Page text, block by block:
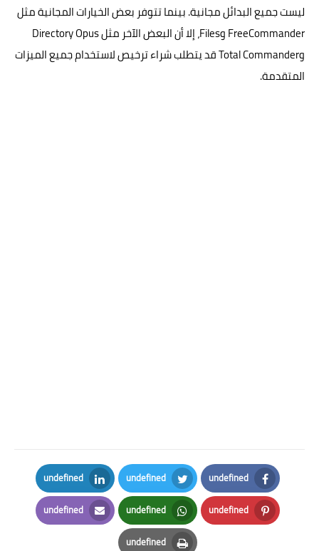
ليست جميع البدائل مجانية. بينما تتوفر بعض الخيارات المجانية مثل
FreeCommander وFiles، إلا أن البعض الآخر مثل Directory Opus
وTotal Commander قد يتطلب شراء ترخيص لاستخدام جميع الميزات
المتقدمة.
undefined
Facebook
undefined
Twitter
undefined
LinkedIn
undefined
Pinterest
undefined
Whatsapp
undefined
Email
undefined